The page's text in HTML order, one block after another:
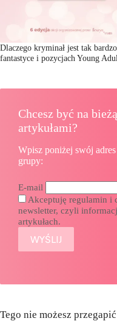
Dlaczego kryminał jest tak
fantastyce i pozycjach Young
Chcesz być na
artykułami?
Wpisz poniżej swój
grupy:
E-mail
Akceptuję regulamin i
newsletter, czyli
artykułach.
Tego nie możesz przegapić